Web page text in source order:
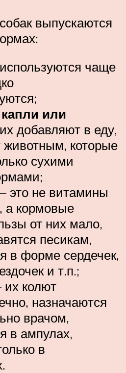
выпускаются
чаще
или
добавляют в еду,
животным, которые
сухими
это не витамины
а кормовые
от них мало,
песикам,
в форме сердечек,
и т.п.;
их колют
назначаются
врачом,
в ампулах,
в